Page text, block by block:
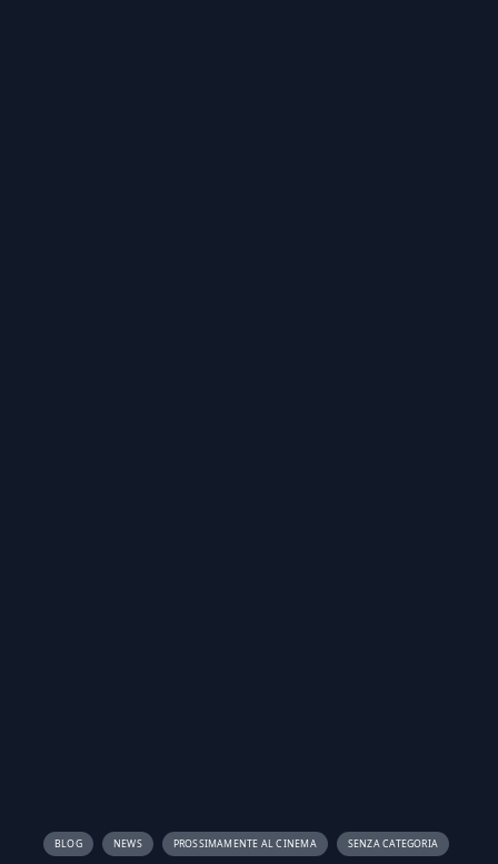
BLOG NEWS PROSSIMAMENTE AL CINEMA SENZA CATEGORIA